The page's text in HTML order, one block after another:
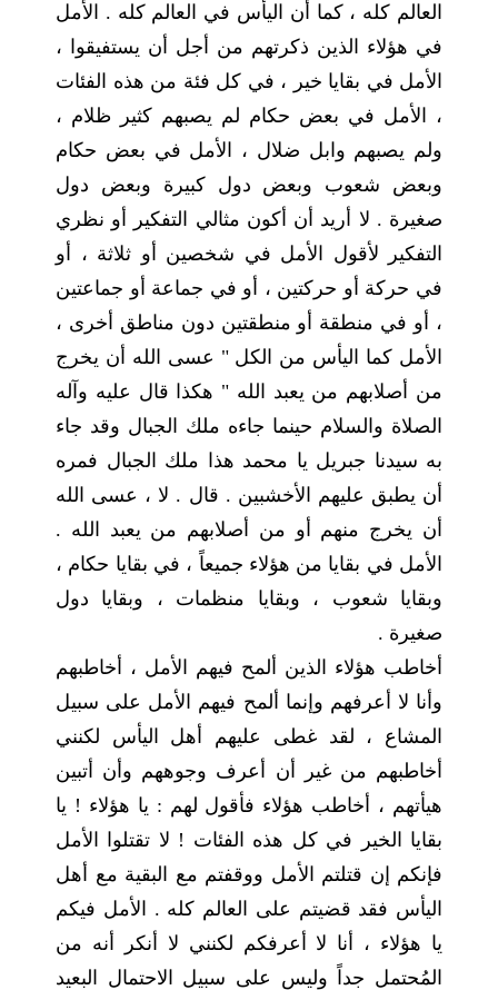
العالم كله ، كما أن اليأس في العالم كله . الأمل
في هؤلاء الذين ذكرتهم من أجل أن يستفيقوا ،
الأمل في بقايا خير ، في كل فئة من هذه الفئات
، الأمل في بعض حكام لم يصبهم كثير ظلام ،
ولم يصبهم وابل ضلال ، الأمل في بعض حكام
وبعض شعوب وبعض دول كبيرة وبعض دول
صغيرة . لا أريد أن أكون مثالي التفكير أو نظري
التفكير لأقول الأمل في شخصين أو ثلاثة ، أو
في حركة أو حركتين ، أو في جماعة أو جماعتين
، أو في منطقة أو منطقتين دون مناطق أخرى ،
الأمل كما اليأس من الكل " عسى الله أن يخرج
من أصلابهم من يعبد الله " هكذا قال عليه وآله
الصلاة والسلام حينما جاءه ملك الجبال وقد جاء
به سيدنا جبريل يا محمد هذا ملك الجبال فمره
أن يطبق عليهم الأخشبين . قال . لا ، عسى الله
أن يخرج منهم أو من أصلابهم من يعبد الله .
الأمل في بقايا من هؤلاء جميعاً ، في بقايا حكام ،
وبقايا شعوب ، وبقايا منظمات ، وبقايا دول
صغيرة .
أخاطب هؤلاء الذين ألمح فيهم الأمل ، أخاطبهم
وأنا لا أعرفهم وإنما ألمح فيهم الأمل على سبيل
المشاع ، لقد غطى عليهم أهل اليأس لكنني
أخاطبهم من غير أن أعرف وجوههم وأن أتبين
هيأتهم ، أخاطب هؤلاء فأقول لهم : يا هؤلاء ! يا
بقايا الخير في كل هذه الفئات ! لا تقتلوا الأمل
فإنكم إن قتلتم الأمل ووقفتم مع البقية مع أهل
اليأس فقد قضيتم على العالم كله . الأمل فيكم
يا هؤلاء ، أنا لا أعرفكم لكنني لا أنكر أنه من
المُحتمل جداً وليس على سبيل الاحتمال البعيد